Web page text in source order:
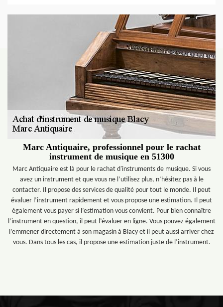
Marc Antiquaire, professionnel pour le rachat
instrument de musique en 51300
Marc Antiquaire est là pour le rachat d'instruments de musique. Si vous
avez un instrument et que vous ne l’utilisez plus, n’hésitez pas à le
contacter. Il propose des services de qualité pour tout le monde. Il peut
évaluer l’instrument rapidement et vous propose une estimation. Il peut
également vous payer si l’estimation vous convient. Pour bien connaître
l’instrument en question, il peut l’évaluer en ligne. Vous pouvez également
l’emmener directement à son magasin à Blacy et il peut aussi arriver chez
vous. Dans tous les cas, il propose une estimation juste de l’instrument.